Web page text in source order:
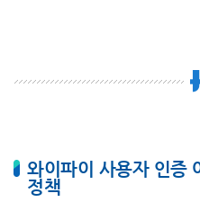
와이파이 사용자 인증
정책